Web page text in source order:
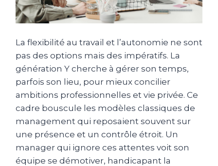
La flexibilité au travail et l’autonomie ne sont
pas des options mais des impératifs. La
génération Y cherche à gérer son temps,
parfois son lieu, pour mieux concilier
ambitions professionnelles et vie privée. Ce
cadre bouscule les modèles classiques de
management qui reposaient souvent sur
une présence et un contrôle étroit. Un
manager qui ignore ces attentes voit son
équipe se démotiver, handicapant la